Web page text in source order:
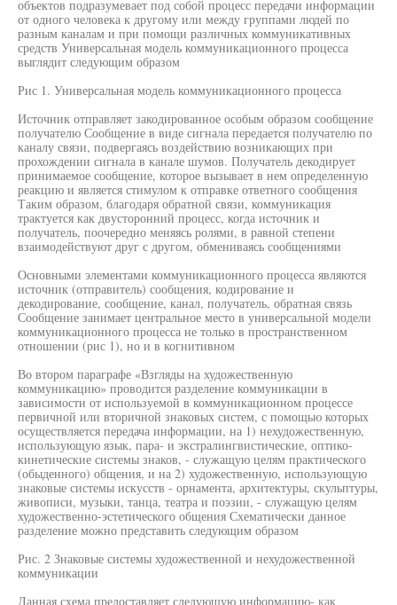
объектов подразумевает под собой процесс передачи информации
от одного человека к другому или между группами людей по
разным каналам и при помощи различных коммуникативных
средств Универсальная модель коммуникационного процесса
выглядит следующим образом
Рис 1. Универсальная модель коммуникационного процесса
Источник отправляет закодированное особым образом сообщение
получателю Сообщение в виде сигнала передается получателю по
каналу связи, подвергаясь воздействию возникающих при
прохождении сигнала в канале шумов. Получатель декодирует
принимаемое сообщение, которое вызывает в нем определенную
реакцию и является стимулом к отправке ответного сообщения
Таким образом, благодаря обратной связи, коммуникация
трактуется как двусторонний процесс, когда источник и
получатель, поочередно меняясь ролями, в равной степени
взаимодействуют друг с другом, обмениваясь сообщениями
Основными элементами коммуникационного процесса являются
источник (отправитель) сообщения, кодирование и
декодирование, сообщение, канал, получатель, обратная связь
Сообщение занимает центральное место в универсальной модели
коммуникационного процесса не только в пространственном
отношении (рис 1), но и в когнитивном
Во втором параграфе «Взгляды на художественную
коммуникацию» проводится разделение коммуникации в
зависимости от используемой в коммуникационном процессе
первичной или вторичной знаковых систем, с помощью которых
осуществляется передача информации, на 1) нехудожественную,
использующую язык, пара- и экстралингвистические, оптико-
кинетические системы знаков, - служащую целям практического
(обыденного) общения, и на 2) художественную, использующую
знаковые системы искусств - орнамента, архитектуры, скульптуры,
живописи, музыки, танца, театра и поэзии, - служащую целям
художественно-эстетического общения Схематически данное
разделение можно представить следующим образом
Рис. 2 Знаковые системы художественной и нехудожественной
коммуникации
Данная схема предоставляет следующую информацию- как